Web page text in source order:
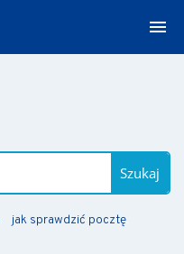
Szukaj
jak sprawdzić pocztę